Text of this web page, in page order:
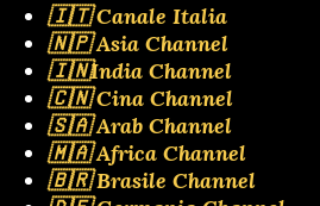
🇮🇹 Canale Italia
🇳🇵 Asia Channel
🇮🇳India Channel
🇨🇳 Cina Channel
🇸🇦 Arab Channel
🇲🇦 Africa Channel
🇧🇷 Brasile Channel